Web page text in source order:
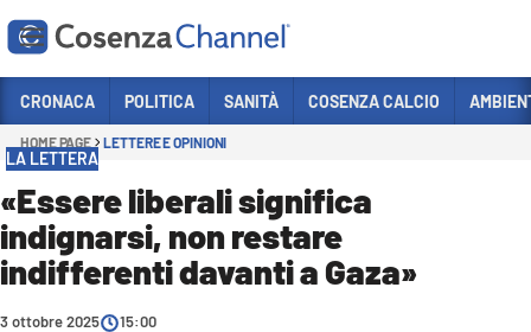
Sezioni
POLITICA
COSENZA CALCIO
ECONOMIA E LAVORO
CRONACA POLITICA SANITÀ COSENZA CALCIO
HOME PAGE LETTERE E OPINIONI
LA LETTERA
«Essere liberali significa
indignarsi, non restare
indifferenti davanti a Gaza»
3 ottobre 2025 15:00